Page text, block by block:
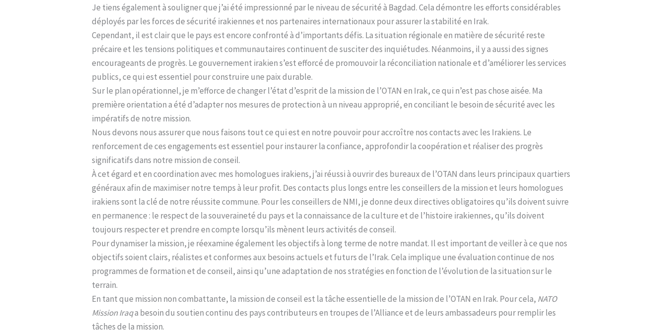
Je tiens également à souligner que j’ai été impressionné par le niveau de sécurité à Bagdad. Cela démontre les efforts considérables
déployés par les forces de sécurité irakiennes et nos partenaires internationaux pour assurer la stabilité en Irak.
Cependant, il est clair que le pays est encore confronté à d’importants défis. La situation régionale en matière de sécurité reste
précaire et les tensions politiques et communautaires continuent de susciter des inquiétudes. Néanmoins, il y a aussi des signes
encourageants de progrès. Le gouvernement irakien s’est efforcé de promouvoir la réconciliation nationale et d’améliorer les services
publics, ce qui est essentiel pour construire une paix durable.
Sur le plan opérationnel, je m’efforce de changer l’état d’esprit de la mission de l’OTAN en Irak, ce qui n’est pas chose aisée. Ma
première orientation a été d’adapter nos mesures de protection à un niveau approprié, en conciliant le besoin de sécurité avec les
impératifs de notre mission.
Nous devons nous assurer que nous faisons tout ce qui est en notre pouvoir pour accroître nos contacts avec les Irakiens. Le
renforcement de ces engagements est essentiel pour instaurer la confiance, approfondir la coopération et réaliser des progrès
significatifs dans notre mission de conseil.
À cet égard et en coordination avec mes homologues irakiens, j’ai réussi à ouvrir des bureaux de l’OTAN dans leurs principaux quartiers
généraux afin de maximiser notre temps à leur profit. Des contacts plus longs entre les conseillers de la mission et leurs homologues
irakiens sont la clé de notre réussite commune. Pour les conseillers de NMI, je donne deux directives obligatoires qu’ils doivent suivre
en permanence : le respect de la souveraineté du pays et la connaissance de la culture et de l’histoire irakiennes, qu’ils doivent
toujours respecter et prendre en compte lorsqu’ils mènent leurs activités de conseil.
Pour dynamiser la mission, je réexamine également les objectifs à long terme de notre mandat. Il est important de veiller à ce que nos
objectifs soient clairs, réalistes et conformes aux besoins actuels et futurs de l’Irak. Cela implique une évaluation continue de nos
programmes de formation et de conseil, ainsi qu’une adaptation de nos stratégies en fonction de l’évolution de la situation sur le
terrain.
En tant que mission non combattante, la mission de conseil est la tâche essentielle de la mission de l’OTAN en Irak. Pour cela, NATO
Mission Iraqa besoin du soutien continu des pays contributeurs en troupes de l’Alliance et de leurs ambassadeurs pour remplir les
tâches de la mission.